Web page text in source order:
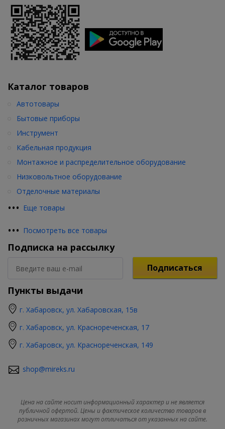
Каталог товаров
••• Еще товары
Автотовары
Бытовые приборы
Инструмент
Кабельная продукция
Монтажное и распределительное оборудование
Низковольтное оборудование
Отделочные материалы
••• Посмотреть все товары
Подписка на рассылку
Подписаться
Пункты выдачи
г. Хабаровск, ул. Хабаровская, 15в
г. Хабаровск, ул. Краснореченская, 17
г. Хабаровск, ул. Краснореченская, 149
shop@mireks.ru
Цена на сайте носит информационный характер и не является
публичной офертой. Цены и фактическое количество товаров в
розничных магазинах могут отличаться от указанных на сайте.